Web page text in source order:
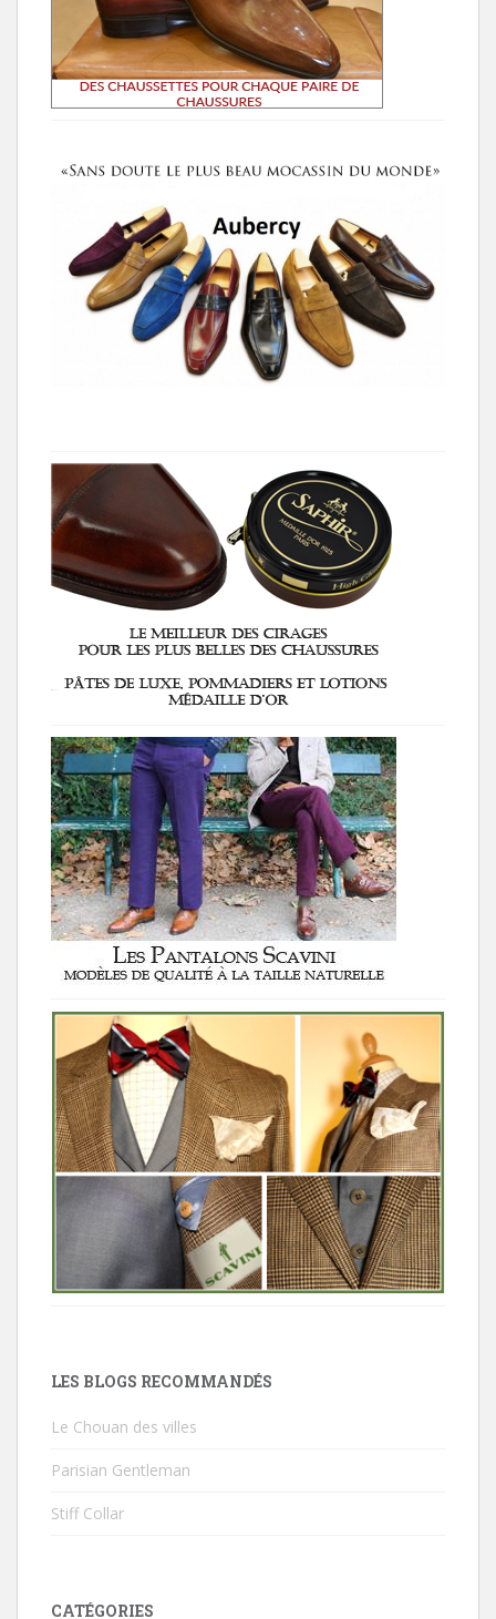
LES BLOGS RECOMMANDÉS
Le Chouan des villes
Parisian Gentleman
Stiff Collar
CATÉGORIES